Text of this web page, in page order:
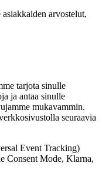
arvostelut,
tarjota sinulle
ja antaa sinulle
mukavammin.
seuraavia
Event Tracking)
Consent Mode, Klarna,